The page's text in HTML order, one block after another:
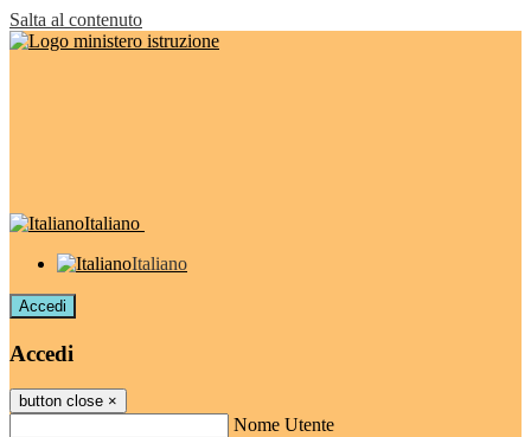
Salta al contenuto
Italiano
Italiano
Accedi
Accedi
button close ×
Nome Utente